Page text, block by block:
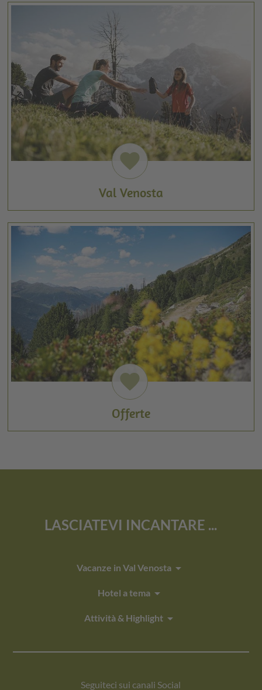
favorite
Val Venosta
favorite
Offerte
LASCIATEVI INCANTARE ...
Vacanze in Val Venostaarrow_drop_down
Hotel a temaarrow_drop_down
Attività & Highlight arrow_drop_down
Seguiteci sui canali Social